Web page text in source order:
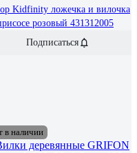
Kidfinity ложечка и вилочка
розовый 431312005
Подписаться
в наличии